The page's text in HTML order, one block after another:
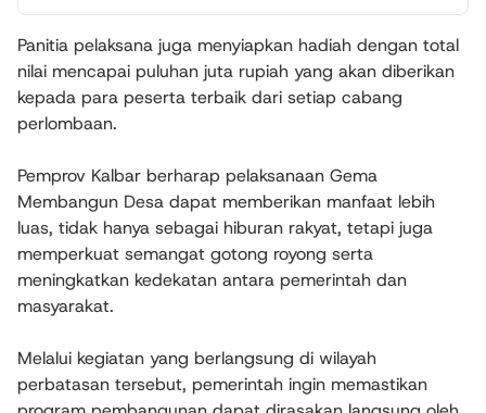
Panitia pelaksana juga menyiapkan hadiah dengan total
nilai mencapai puluhan juta rupiah yang akan diberikan
kepada para peserta terbaik dari setiap cabang
perlombaan.
Pemprov Kalbar berharap pelaksanaan Gema
Membangun Desa dapat memberikan manfaat lebih
luas, tidak hanya sebagai hiburan rakyat, tetapi juga
memperkuat semangat gotong royong serta
meningkatkan kedekatan antara pemerintah dan
masyarakat.
Melalui kegiatan yang berlangsung di wilayah
perbatasan tersebut, pemerintah ingin memastikan